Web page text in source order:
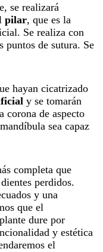
se realizará
pilar, que es la
Se realiza con
puntos de sutura. Se
hayan cicatrizado
y se tomarán
corona de aspecto
sea capaz
completa que
perdidos.
y una
que el
dure por
y estética
el